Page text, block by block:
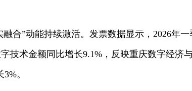
合”动能持续激活。发票数据显示，2026年
技术金额同比增长9.1%，反映重庆数字经济
。